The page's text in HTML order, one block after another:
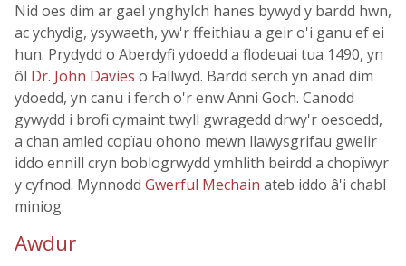
Nid oes dim ar gael ynghylch hanes bywyd y bardd hwn,
ac ychydig, ysywaeth, yw'r ffeithiau a geir o'i ganu ef ei
hun. Prydydd o Aberdyfi ydoedd a flodeuai tua 1490, yn
ôl Dr. John Davies o Fallwyd. Bardd serch yn anad dim
ydoedd, yn canu i ferch o'r enw Anni Goch. Canodd
gywydd i brofi cymaint twyll gwragedd drwy'r oesoedd,
a chan amled copïau ohono mewn llawysgrifau gwelir
iddo ennill cryn boblogrwydd ymhlith beirdd a chopïwyr
y cyfnod. Mynnodd Gwerful Mechain ateb iddo â'i chabl
miniog.
Awdur